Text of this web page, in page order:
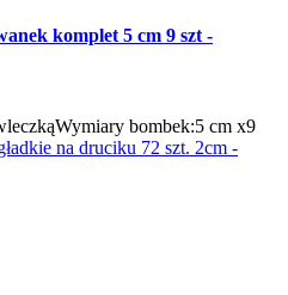
komplet 5 cm 9 szt -
bombek:5 cm x9